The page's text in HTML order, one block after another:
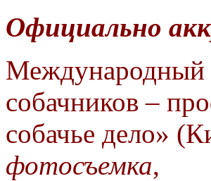
Официально
Международный
собачников –
собачье дело»
фотосъемка,